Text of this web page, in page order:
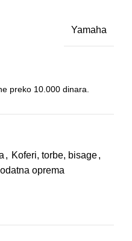
Yamaha
preko 10.000 dinara.
, Koferi, torbe, bisage,
oprema